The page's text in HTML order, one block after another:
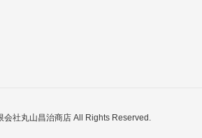
会社丸山昌治商店 All Rights Reserved.